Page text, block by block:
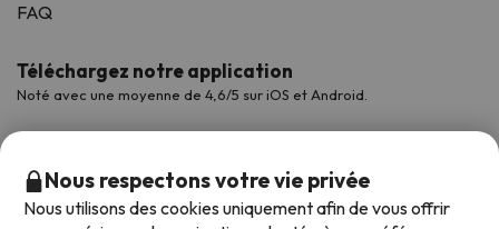
FAQ
Téléchargez notre application
Noté avec une moyenne de 4,6/5 sur iOS et Android.
Nous respectons votre vie privée
Nous utilisons des cookies uniquement afin de vous offrir